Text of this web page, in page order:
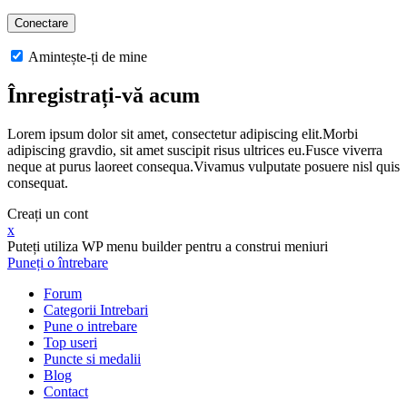
Amintește-ți de mine
Înregistrați-vă acum
Lorem ipsum dolor sit amet, consectetur adipiscing elit.Morbi
adipiscing gravdio, sit amet suscipit risus ultrices eu.Fusce viverra
neque at purus laoreet consequa.Vivamus vulputate posuere nisl quis
consequat.
Creați un cont
x
Puteți utiliza WP menu builder pentru a construi meniuri
Puneți o întrebare
Forum
Categorii Intrebari
Pune o intrebare
Top useri
Puncte si medalii
Blog
Contact